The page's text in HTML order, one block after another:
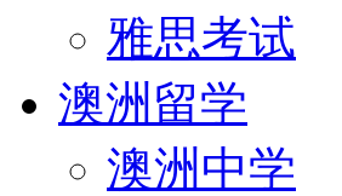
雅思考试
澳洲留学
澳洲中学